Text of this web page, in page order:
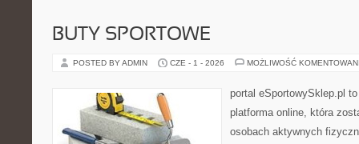
BUTY SPORTOWE
POSTED BY ADMIN CZE - 1 - 2026 MOŻLIWOŚĆ
portal eSportowySklep.pl
platforma online, która
osobach aktywnych